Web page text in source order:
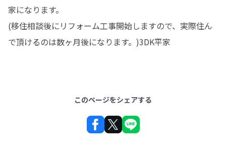
家になります。
(移住相談後にリフォーム工事開始しますので、実際住ん
で頂けるのは数ヶ月後になります。)3DK平家
このページをシェアする